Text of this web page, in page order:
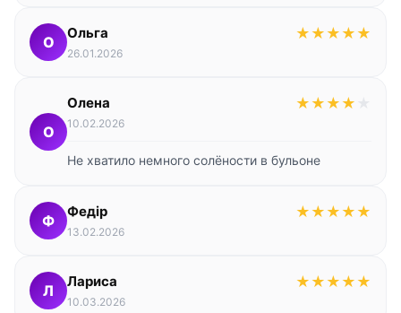
О
Ольга ★ ★ ★ ★ ★
26.01.2026
О
Олена ★ ★ ★ ★
10.02.2026
Не хватило немного солёности в бульоне
Ф
Федір ★ ★ ★ ★ ★
13.02.2026
Л
Лариса ★ ★ ★ ★ ★
10.03.2026